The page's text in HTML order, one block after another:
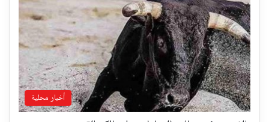
أخبار محلية